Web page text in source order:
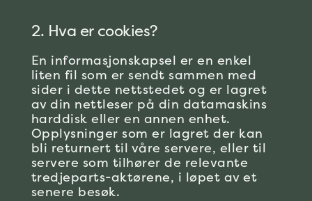
2. Hva er cookies?
En informasjonskapsel er en enkel
liten fil som er sendt sammen med
sider i dette nettstedet og er lagret
av din nettleser på din datamaskins
harddisk eller en annen enhet.
Opplysninger som er lagret der kan
bli returnert til våre servere, eller til
servere som tilhører de relevante
tredjeparts-aktørene, i løpet av et
senere besøk.